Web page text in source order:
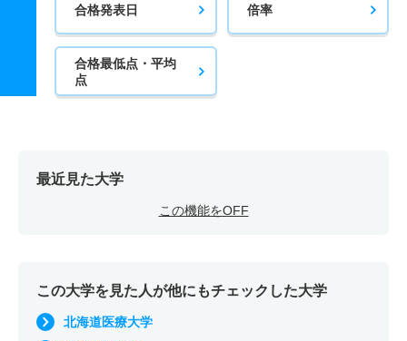
合格発表日 倍率
合格最低点・平均
点
最近見た大学
この機能をOFF
この大学を見た人が他にもチェックした大学
北海道医療大学